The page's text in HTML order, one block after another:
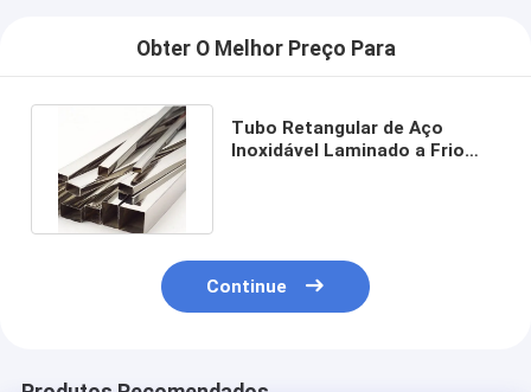
Obter O Melhor Preço Para
Tubo Retangular de Aço
Inoxidável Laminado a Frio
Continue